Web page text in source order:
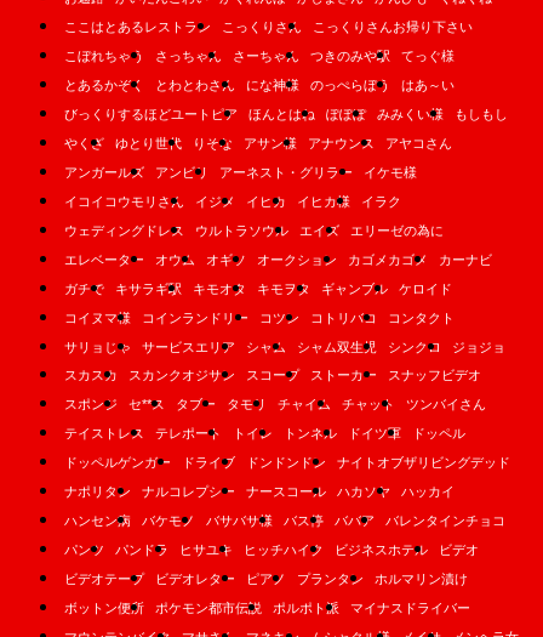
ここはとあるレストラン
こっくりさん
こっくりさんお帰り下さい
こぼれちゃう
さっちゃん さーちゃん つきのみや駅
てっぐ様
とあるかぞく
とわとわさん にな神様 のっぺらぼう
はあ～い
びっくりするほどユートピア
ほんとはね ぽぽぽ みみくい様
もしもし
やくざ
ゆとり世代 りそな アサン様 アナウンス
アヤコさん
アンガールズ
アンビリ アーネスト・グリラー
イケモ様
イコイコウモリさん
イジメ イヒカ イヒカ様
イラク
ウェディングドレス
ウルトラソウル エイズ
エリーゼの為に
エレベーター
オウム オギソ オークション カゴメカゴメ
カーナビ
ガチで
キサラギ駅 キモオタ キモヲタ ギャンブル
ケロイド
コイヌマ様
コインランドリー コツン コトリバコ
コンタクト
サリョじゃ
サービスエリア シャム シャム双生児 シンクロ
ジョジョ
スカスカ
スカンクオジサン スコープ ストーカー
スナッフビデオ
スポンジ
セ**ス タブー タモリ チャイム チャット
ツンバイさん
テイストレス
テレポート トイレ トンネル ドイツ軍
ドッペル
ドッペルゲンガー
ドライブ ドンドンドン
ナイトオブザリビングデッド
ナポリタン
ナルコレプシー ナースコール ハカソヤ
ハッカイ
ハンセン病
バケモノ バサバサ様 バス停 ババア
バレンタインチョコ
パンツ
パンドラ ヒサユキ ヒッチハイク ビジネスホテル
ビデオ
ビデオテープ
ビデオレター ピアノ プランタン
ホルマリン漬け
ボットン便所
ポケモン都市伝説 ポルポト派
マイナスドライバー